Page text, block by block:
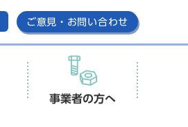
ご意見・お問い合わせ
事業者の方へ